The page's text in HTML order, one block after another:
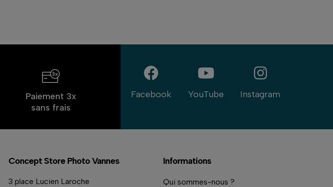
Paiement 3x
sans frais
Facebook YouTube Instagram
Concept Store Photo Vannes
3 place Lucien Laroche
Informations
Qui sommes-nous ?